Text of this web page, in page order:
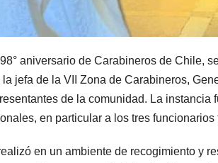
aniversario de Carabineros de Chile,
jefa de la VII Zona de Carabineros,
de la comunidad. La
en particular a los tres
en un ambiente de recogimiento y